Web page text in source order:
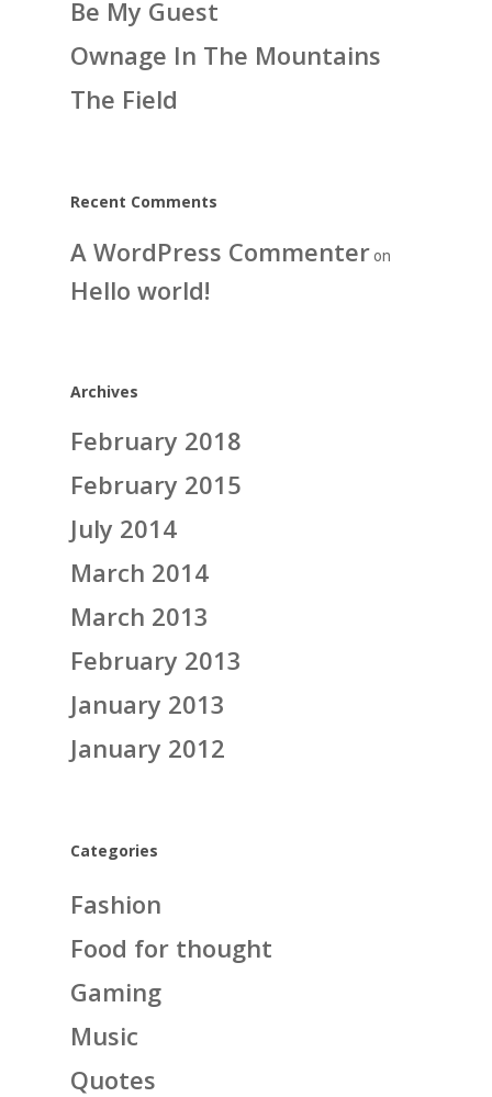
Be My Guest
Ownage In The Mountains
The Field
Recent Comments
A WordPress Commenteron
Hello world!
Archives
February 2018
February 2015
July 2014
March 2014
March 2013
February 2013
January 2013
January 2012
Categories
Fashion
Food for thought
Gaming
Music
Quotes